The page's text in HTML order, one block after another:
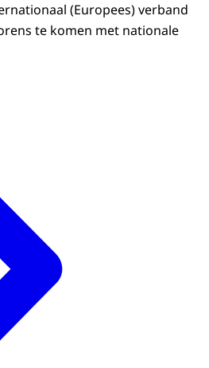
(Europees) verband
te komen met nationale